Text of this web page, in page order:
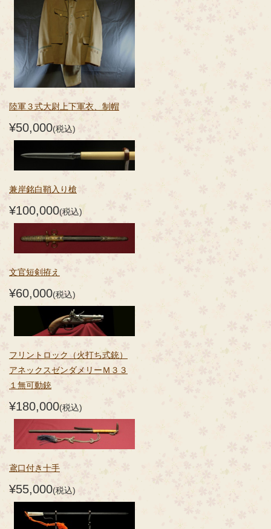
陸軍３式大尉上下軍衣、制帽
¥50,000(税込)
兼岸銘白鞘入り槍
¥100,000(税込)
文官短剣拵え
¥60,000(税込)
フリントロック（火打ち式銃）
アネックスゼンダメリーＭ３３
１無可動銃
¥180,000(税込)
鳶口付き十手
¥55,000(税込)